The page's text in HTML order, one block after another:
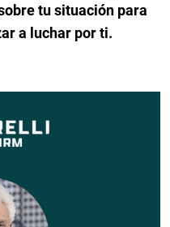
tu situación para
a luchar por ti.